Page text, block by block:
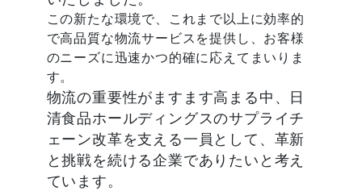
この新たな環境で、これまで以上に効率的
で高品質な物流サービスを提供し、お客様
のニーズに迅速かつ的確に応えてまいりま
す。
物流の重要性がますます高まる中、日
清食品ホールディングスのサプライチ
ェーン改革を支える一員として、革新
と挑戦を続ける企業でありたいと考え
ています。